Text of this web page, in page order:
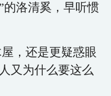
的洛清奚，早听惯
，还是更疑惑眼
又为什么要这么